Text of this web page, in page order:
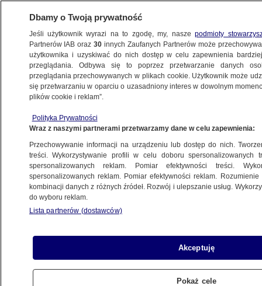
WARSZAWA
OKOLICE
Trafił do więzienia
3.08.2024, 16:33
Udostępnij
Dbamy o Twoją prywatność
Jeśli użytkownik wyrazi na to zgodę, my, naszepodmioty
Partnerów IAB oraz30 innych Zaufanych Partnerów może
użytkownika i uzyskiwać do nich dostęp w celu zapewnienia
przeglądania. Odbywa się to poprzez przetwarzanie danych
przeglądania przechowywanych w plikach cookie. Użytkownik może
się przetwarzaniu w oparciu o uzasadniony interes w dowolnym
plików cookie i reklam”.
Polityka Prywatności
Wraz z naszymi partnerami przetwarzamy dane w celu zapewnienia:
Przechowywanie informacji na urządzeniu lub dostęp do nich.
treści. Wykorzystywanie profili w celu doboru spersonalizowanych
spersonalizowanych reklam. Pomiar efektywności treści.
spersonalizowanych reklam. Pomiar efektywności reklam.
kombinacji danych z różnych źródeł. Rozwój i ulepszanie usług.
do wyboru reklam.
Lista partnerów (dostawców)
Akceptuję
Pokaż cele